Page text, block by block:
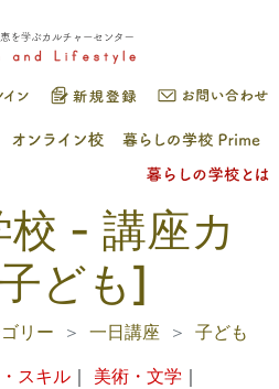
- 講座カ
ども]
リー 一日講座
子ども
スキル ｜ 美術・文学 ｜